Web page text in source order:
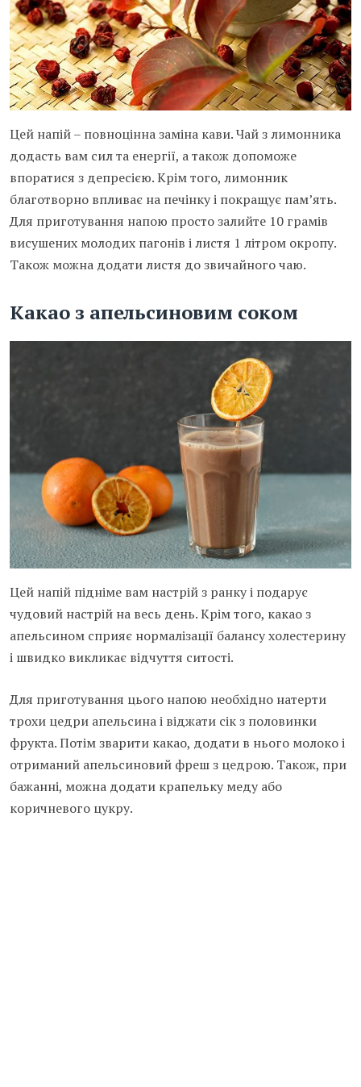
Цей напій – повноцінна заміна кави. Чай з лимонника
додасть вам сил та енергії, а також допоможе
впоратися з депресією. Крім того, лимонник
благотворно впливає на печінку і покращує пам’ять.
Для приготування напою просто залийте 10 грамів
висушених молодих пагонів і листя 1 літром окропу.
Також можна додати листя до звичайного чаю.
Какао з апельсиновим соком
Цей напій підніме вам настрій з ранку і подарує
чудовий настрій на весь день. Крім того, какао з
апельсином сприяє нормалізації балансу холестерину
і швидко викликає відчуття ситості.
Для приготування цього напою необхідно натерти
трохи цедри апельсина і віджати сік з половинки
фрукта. Потім зварити какао, додати в нього молоко і
отриманий апельсиновий фреш з цедрою. Також, при
бажанні, можна додати крапельку меду або
коричневого цукру.